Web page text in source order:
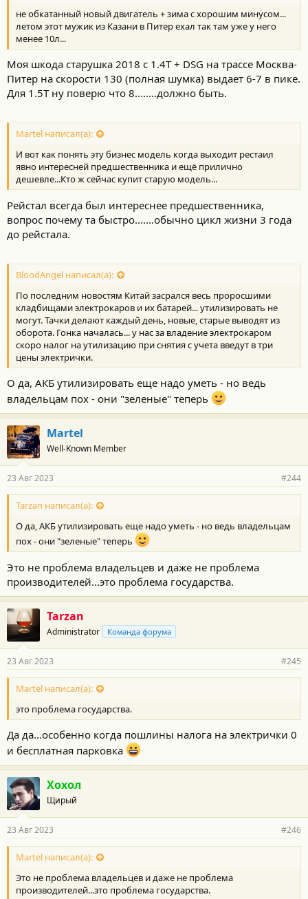
и
:
не обкатанный новый двигатель + зима с хорошим минусом...
летом этот мужик из Казани в Питер ехал так там уже у него
менее 10л...
Моя шкода старушка 2018 с 1.4T + DSG на трассе Москва-
Питер на скорости 130 (полная шумка) выдает 6-7 в пике.
Для 1.5Т ну поверю что 8........должно быть.
Martel написал(а):
И вот как понять эту бизнес модель когда выходит рестаил
явно интересней предшественника и ещё прилично
дешевле...Кто ж сейчас купит старую модель...
Рейстал всегда был интереснее предшественника,
вопрос почему та быстро.......обычно цикл жизни 3 года
до рейстала.
BloodAngel написал(а):
По последним новостям Китай засрался весь проросшими
кладбищами электрокаров и их батарей... утилизировать не
могут. Тачки делают каждый день, новые, старые выводят из
оборота. Гонка началась... у нас за владение электрокаром
скоро налог на утилизацию при снятия с учета введут в три
цены электрички.
О да, АКБ утилизировать еще надо уметь - но ведь
владельцам пох - они "зеленые" теперь
Martel
Well-Known Member
23 Авг 2023 #244
Tarzan написал(а):
О да, АКБ утилизировать еще надо уметь - но ведь владельцам
пох - они "зеленые" теперь
Это не проблема владельцев и даже не проблема
производителей...это проблема государства.
Tarzan
Administrator Команда форума
23 Авг 2023 #245
Martel написал(а):
это проблема государства.
Да да...особенно когда пошлины налога на электрички 0
и бесплатная парковка
Хохол
Щирый
23 Авг 2023 #246
Martel написал(а):
Это не проблема владельцев и даже не проблема
производителей...это проблема государства.